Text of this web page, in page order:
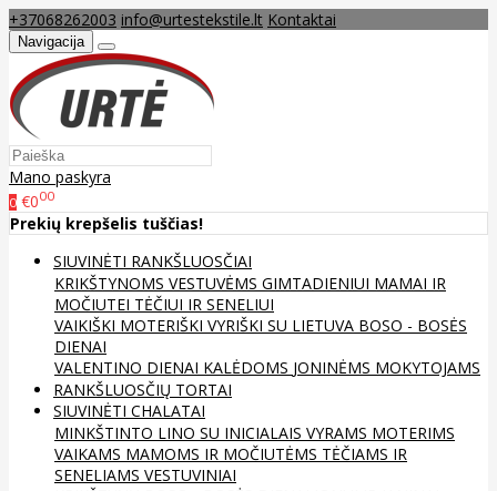
+37068262003 info@urtestekstile.lt Kontaktai
Navigacija
Mano paskyra
0 €000
Prekių krepšelis tuščias!
SIUVINĖTI RANKŠLUOSČIAI
KRIKŠTYNOMS VESTUVĖMS GIMTADIENIUI MAMAI IR
MOČIUTEI TĖČIUI IR SENELIUI
VAIKIŠKI MOTERIŠKI VYRIŠKI SU LIETUVA BOSO - BOSĖS
DIENAI
VALENTINO DIENAI KALĖDOMS JONINĖMS MOKYTOJAMS
RANKŠLUOSČIŲ TORTAI
SIUVINĖTI CHALATAI
MINKŠTINTO LINO SU INICIALAIS VYRAMS MOTERIMS
VAIKAMS MAMOMS IR MOČIUTĖMS TĖČIAMS IR
SENELIAMS VESTUVINIAI